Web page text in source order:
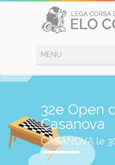
32e Open
Casanova
CASANOVA le